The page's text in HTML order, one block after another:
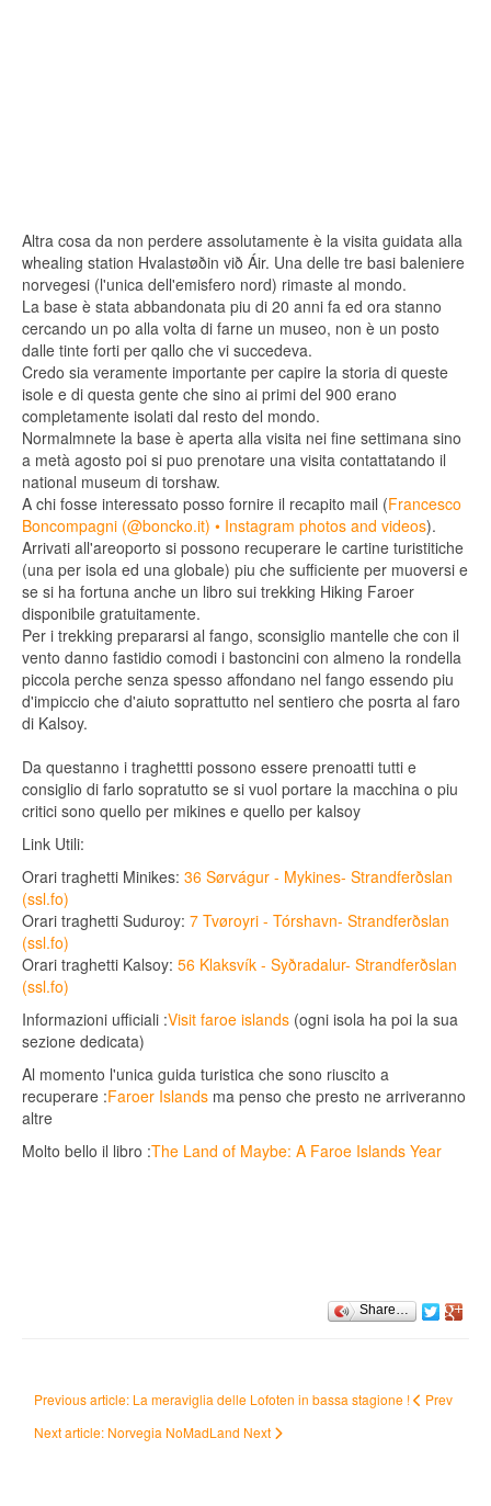
Altra cosa da non perdere assolutamente è la visita guidata alla
whealing station Hvalastøðin við Áir. Una delle tre basi baleniere
norvegesi (l'unica dell'emisfero nord) rimaste al mondo.
La base è stata abbandonata piu di 20 anni fa ed ora stanno
cercando un po alla volta di farne un museo, non è un posto
dalle tinte forti per qallo che vi succedeva.
Credo sia veramente importante per capire la storia di queste
isole e di questa gente che sino ai primi del 900 erano
completamente isolati dal resto del mondo.
Normalmnete la base è aperta alla visita nei fine settimana sino
a metà agosto poi si puo prenotare una visita contattatando il
national museum di torshaw.
A chi fosse interessato posso fornire il recapito mail (Francesco
Boncompagni (@boncko.it) • Instagram photos and videos).
Arrivati all'areoporto si possono recuperare le cartine turistitiche
(una per isola ed una globale) piu che sufficiente per muoversi e
se si ha fortuna anche un libro sui trekking Hiking Faroer
disponibile gratuitamente.
Per i trekking prepararsi al fango, sconsiglio mantelle che con il
vento danno fastidio comodi i bastoncini con almeno la rondella
piccola perche senza spesso affondano nel fango essendo piu
d'impiccio che d'aiuto soprattutto nel sentiero che posrta al faro
di Kalsoy.
Da questanno i traghettti possono essere prenoatti tutti e
consiglio di farlo sopratutto se si vuol portare la macchina o piu
critici sono quello per mikines e quello per kalsoy
Link Utili:
Orari traghetti Minikes: 36 Sørvágur - Mykines- Strandferðslan
(ssl.fo)
Orari traghetti Suduroy: 7 Tvøroyri - Tórshavn- Strandferðslan
(ssl.fo)
Orari traghetti Kalsoy: 56 Klaksvík - Syðradalur- Strandferðslan
(ssl.fo)
Informazioni ufficiali :Visit faroe islands (ogni isola ha poi la sua
sezione dedicata)
Al momento l'unica guida turistica che sono riuscito a
recuperare :Faroer Islands ma penso che presto ne arriveranno
altre
Molto bello il libro :The Land of Maybe: A Faroe Islands Year
Share…
Previous article: La meraviglia delle Lofoten in bassa stagione !
Prev
Next article: Norvegia NoMadLand Next